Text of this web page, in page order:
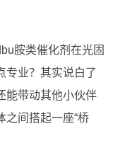
胺类催化剂在光固
专业？其实说白了
能带动其他小伙伴
之间搭起一座“桥